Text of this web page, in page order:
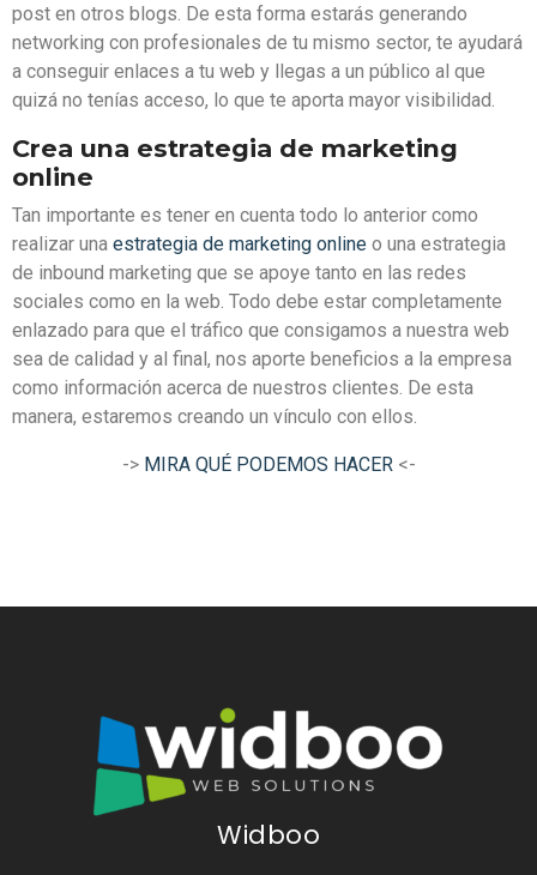
post en otros blogs. De esta forma estarás generando
networking con profesionales de tu mismo sector, te ayudará
a conseguir enlaces a tu web y llegas a un público al que
quizá no tenías acceso, lo que te aporta mayor visibilidad.
Crea una estrategia de marketing
online
Tan importante es tener en cuenta todo lo anterior como
realizar una estrategia de marketing online o una estrategia
de inbound marketing que se apoye tanto en las redes
sociales como en la web. Todo debe estar completamente
enlazado para que el tráfico que consigamos a nuestra web
sea de calidad y al final, nos aporte beneficios a la empresa
como información acerca de nuestros clientes. De esta
manera, estaremos creando un vínculo con ellos.
-> MIRA QUÉ PODEMOS HACER<-
Widboo